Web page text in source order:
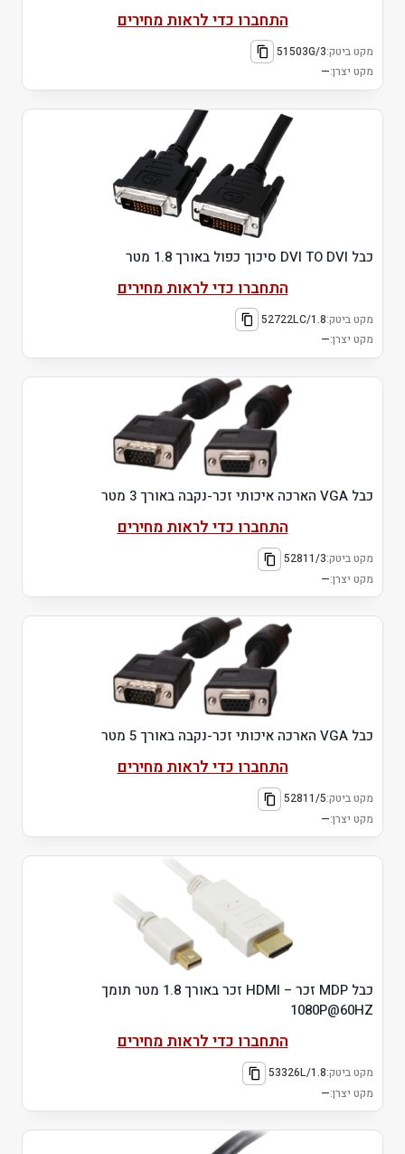
התחברו כדי לראות מחירים
מקט ביטק:51503G/3
מקט יצרן:—
כבל DVI TO DVI סיכוך כפול באורך 1.8 מטר
התחברו כדי לראות מחירים
מקט ביטק:52722LC/1.8
מקט יצרן:—
כבל VGA הארכה איכותי זכר-נקבה באורך 3 מטר
התחברו כדי לראות מחירים
מקט ביטק:52811/3
מקט יצרן:—
כבל VGA הארכה איכותי זכר-נקבה באורך 5 מטר
התחברו כדי לראות מחירים
מקט ביטק:52811/5
מקט יצרן:—
כבל MDP זכר – HDMI זכר באורך 1.8 מטר תומך
1080P@60HZ
התחברו כדי לראות מחירים
מקט ביטק:53326L/1.8
מקט יצרן:—